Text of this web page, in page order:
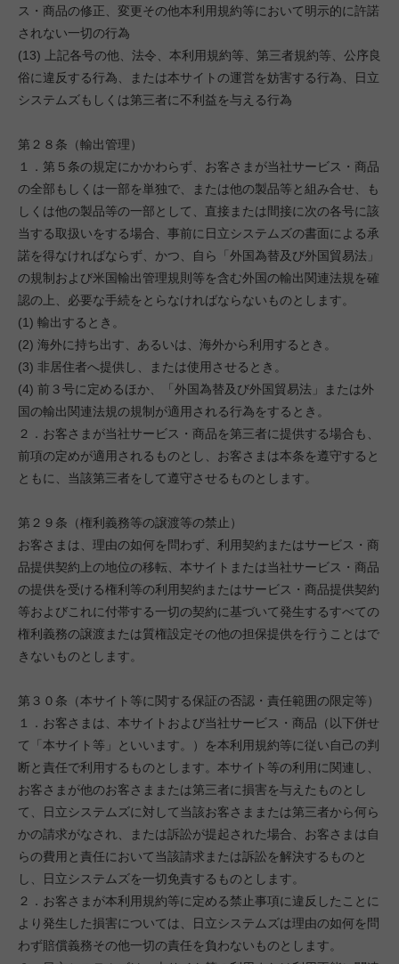
ス・商品の修正、変更その他本利用規約等において明示的に許諾
されない一切の行為
(13) 上記各号の他、法令、本利用規約等、第三者規約等、公序良
俗に違反する行為、または本サイトの運営を妨害する行為、日立
システムズもしくは第三者に不利益を与える行為
第２８条（輸出管理）
１．第５条の規定にかかわらず、お客さまが当社サービス・商品
の全部もしくは一部を単独で、または他の製品等と組み合せ、も
しくは他の製品等の一部として、直接または間接に次の各号に該
当する取扱いをする場合、事前に日立システムズの書面による承
諾を得なければならず、かつ、自ら「外国為替及び外国貿易法」
の規制および米国輸出管理規則等を含む外国の輸出関連法規を確
認の上、必要な手続をとらなければならないものとします。
(1) 輸出するとき。
(2) 海外に持ち出す、あるいは、海外から利用するとき。
(3) 非居住者へ提供し、または使用させるとき。
(4) 前３号に定めるほか、「外国為替及び外国貿易法」または外
国の輸出関連法規の規制が適用される行為をするとき。
２．お客さまが当社サービス・商品を第三者に提供する場合も、
前項の定めが適用されるものとし、お客さまは本条を遵守すると
ともに、当該第三者をして遵守させるものとします。
第２９条（権利義務等の譲渡等の禁止）
お客さまは、理由の如何を問わず、利用契約またはサービス・商
品提供契約上の地位の移転、本サイトまたは当社サービス・商品
の提供を受ける権利等の利用契約またはサービス・商品提供契約
等およびこれに付帯する一切の契約に基づいて発生するすべての
権利義務の譲渡または質権設定その他の担保提供を行うことはで
きないものとします。
第３０条（本サイト等に関する保証の否認・責任範囲の限定等）
１．お客さまは、本サイトおよび当社サービス・商品（以下併せ
て「本サイト等」といいます。）を本利用規約等に従い自己の判
断と責任で利用するものとします。本サイト等の利用に関連し、
お客さまが他のお客さままたは第三者に損害を与えたものとし
て、日立システムズに対して当該お客さままたは第三者から何ら
かの請求がなされ、または訴訟が提起された場合、お客さまは自
らの費用と責任において当該請求または訴訟を解決するものと
し、日立システムズを一切免責するものとします。
２．お客さまが本利用規約等に定める禁止事項に違反したことに
より発生した損害については、日立システムズは理由の如何を問
わず賠償義務その他一切の責任を負わないものとします。